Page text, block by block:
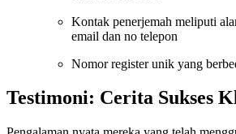
Kontak penerjemah meliputi
email dan no telepon
Nomor register unik yang
Testimoni: Cerita Sukses